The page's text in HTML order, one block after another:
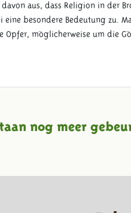
aus, dass Religion in der
besondere Bedeutung zu.
Opfer, möglicherweise um die
nog meer